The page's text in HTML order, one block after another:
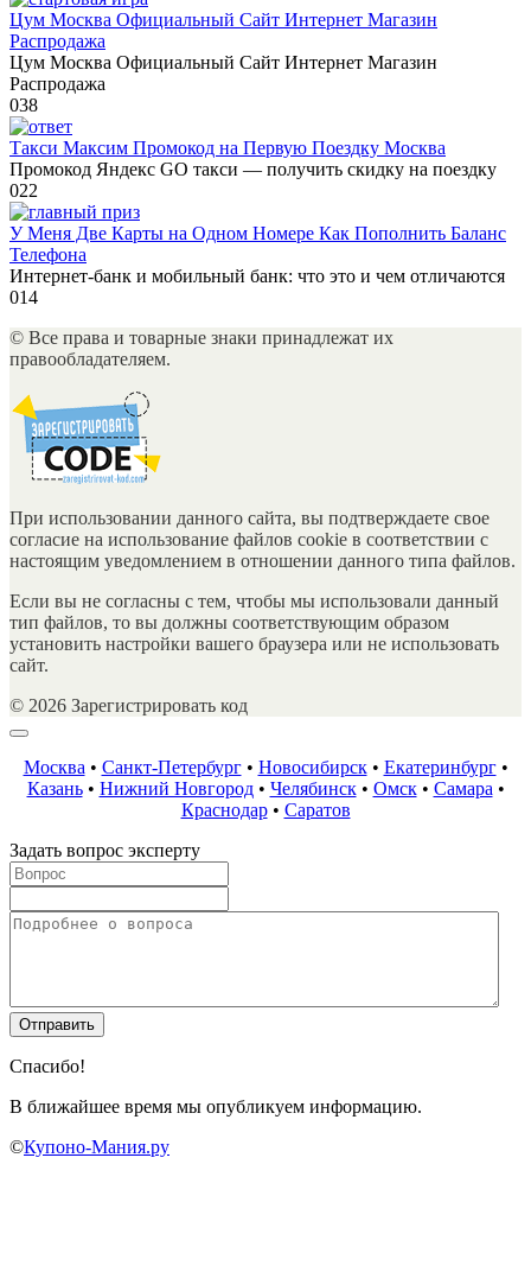
Цум Москва Официальный Сайт Интернет Магазин
Распродажа
Цум Москва Официальный Сайт Интернет Магазин
Распродажа
038
Такси Максим Промокод на Первую Поездку Москва
Промокод Яндекс GO такси — получить скидку на поездку
022
У Меня Две Карты на Одном Номере Как Пополнить Баланс
Телефона
Интернет-банк и мобильный банк: что это и чем отличаются
014
© Все права и товарные знаки принадлежат их
правообладателяем.
При использовании данного сайта, вы подтверждаете свое
согласие на использование файлов cookie в соответствии с
настоящим уведомлением в отношении данного типа файлов.
Если вы не согласны с тем, чтобы мы использовали данный
тип файлов, то вы должны соответствующим образом
установить настройки вашего браузера или не использовать
сайт.
© 2026 Зарегистрировать код
Москва• Санкт-Петербург• Новосибирск• Екатеринбург•
Казань• Нижний Новгород• Челябинск• Омск• Самара•
Краснодар• Саратов
Задать вопрос эксперту
Спасибо!
В ближайшее время мы опубликуем информацию.
©Купоно-Мания.ру